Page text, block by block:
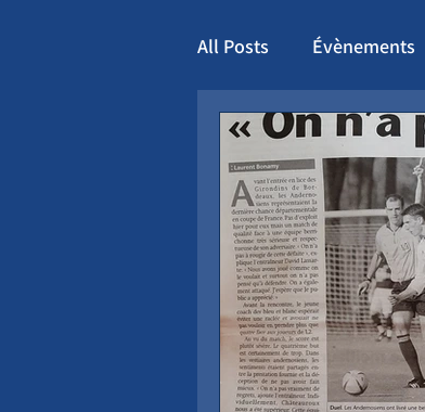
All Posts Évènements
Féminines Coupe
Ander Cup 2026